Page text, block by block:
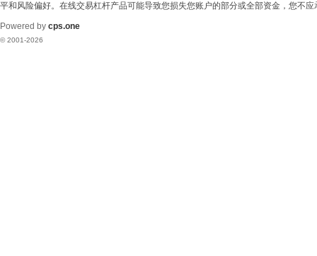
平和风险偏好。在线交易杠杆产品可能导致您损失您账户的部分或全部资金，您不
Powered by cps.one
© 2001-2026